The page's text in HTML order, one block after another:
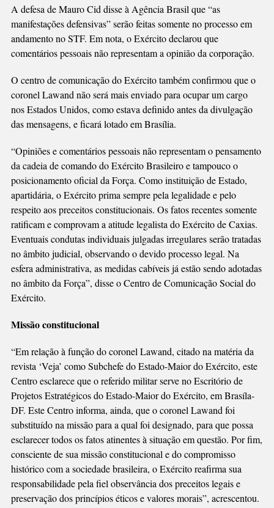
A defesa de Mauro Cid disse à Agência Brasil que “as
manifestações defensivas” serão feitas somente no processo em
andamento no STF. Em nota, o Exército declarou que
comentários pessoais não representam a opinião da corporação.
O centro de comunicação do Exército também confirmou que o
coronel Lawand não será mais enviado para ocupar um cargo
nos Estados Unidos, como estava definido antes da divulgação
das mensagens, e ficará lotado em Brasília.
“Opiniões e comentários pessoais não representam o pensamento
da cadeia de comando do Exército Brasileiro e tampouco o
posicionamento oficial da Força. Como instituição de Estado,
apartidária, o Exército prima sempre pela legalidade e pelo
respeito aos preceitos constitucionais. Os fatos recentes somente
ratificam e comprovam a atitude legalista do Exército de Caxias.
Eventuais condutas individuais julgadas irregulares serão tratadas
no âmbito judicial, observando o devido processo legal. Na
esfera administrativa, as medidas cabíveis já estão sendo adotadas
no âmbito da Força”, disse o Centro de Comunicação Social do
Exército.
Missão constitucional
“Em relação à função do coronel Lawand, citado na matéria da
revista ‘Veja’ como Subchefe do Estado-Maior do Exército, este
Centro esclarece que o referido militar serve no Escritório de
Projetos Estratégicos do Estado-Maior do Exército, em Brasíla-
DF. Este Centro informa, ainda, que o coronel Lawand foi
substituído na missão para a qual foi designado, para que possa
esclarecer todos os fatos atinentes à situação em questão. Por fim,
consciente de sua missão constitucional e do compromisso
histórico com a sociedade brasileira, o Exército reafirma sua
responsabilidade pela fiel observância dos preceitos legais e
preservação dos princípios éticos e valores morais”, acrescentou.